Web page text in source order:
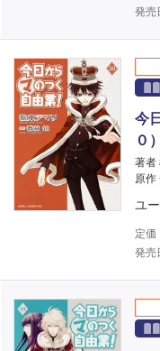
発売
今
０）
著者
原
ユ
定価
発売